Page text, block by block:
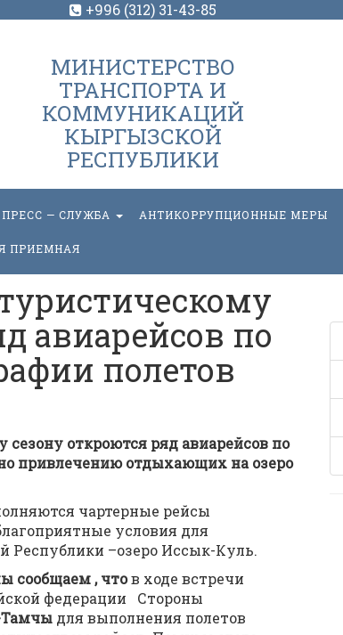
+996 (312) 31-43-85
МИНИСТЕРСТВО
ТРАНСПОРТА И
КОММУНИКАЦИЙ
КЫРГЫЗСКОЙ
РЕСПУБЛИКИ
ПРЕСС — СЛУЖБА АНТИКОРРУПЦИОННЫЕ МЕРЫ
ПРИЕМНАЯ
авиарейсов по
полетов
откроются ряд авиарейсов по
привлечению отдыхающих на озеро
чартерные рейсы
условия для
Республики –озеро Иссык-Куль.
сообщаем , чтов ходе встречи
федерации Стороны
Тамчы для выполнения полетов